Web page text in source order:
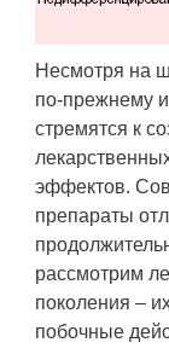
Несмотря на
по-прежнему
стремятся к
эффектов.
препараты
рассмотрим
поколения –
побочные